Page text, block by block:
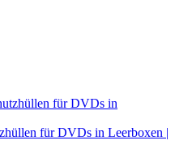
für DVDs in Leerboxen |